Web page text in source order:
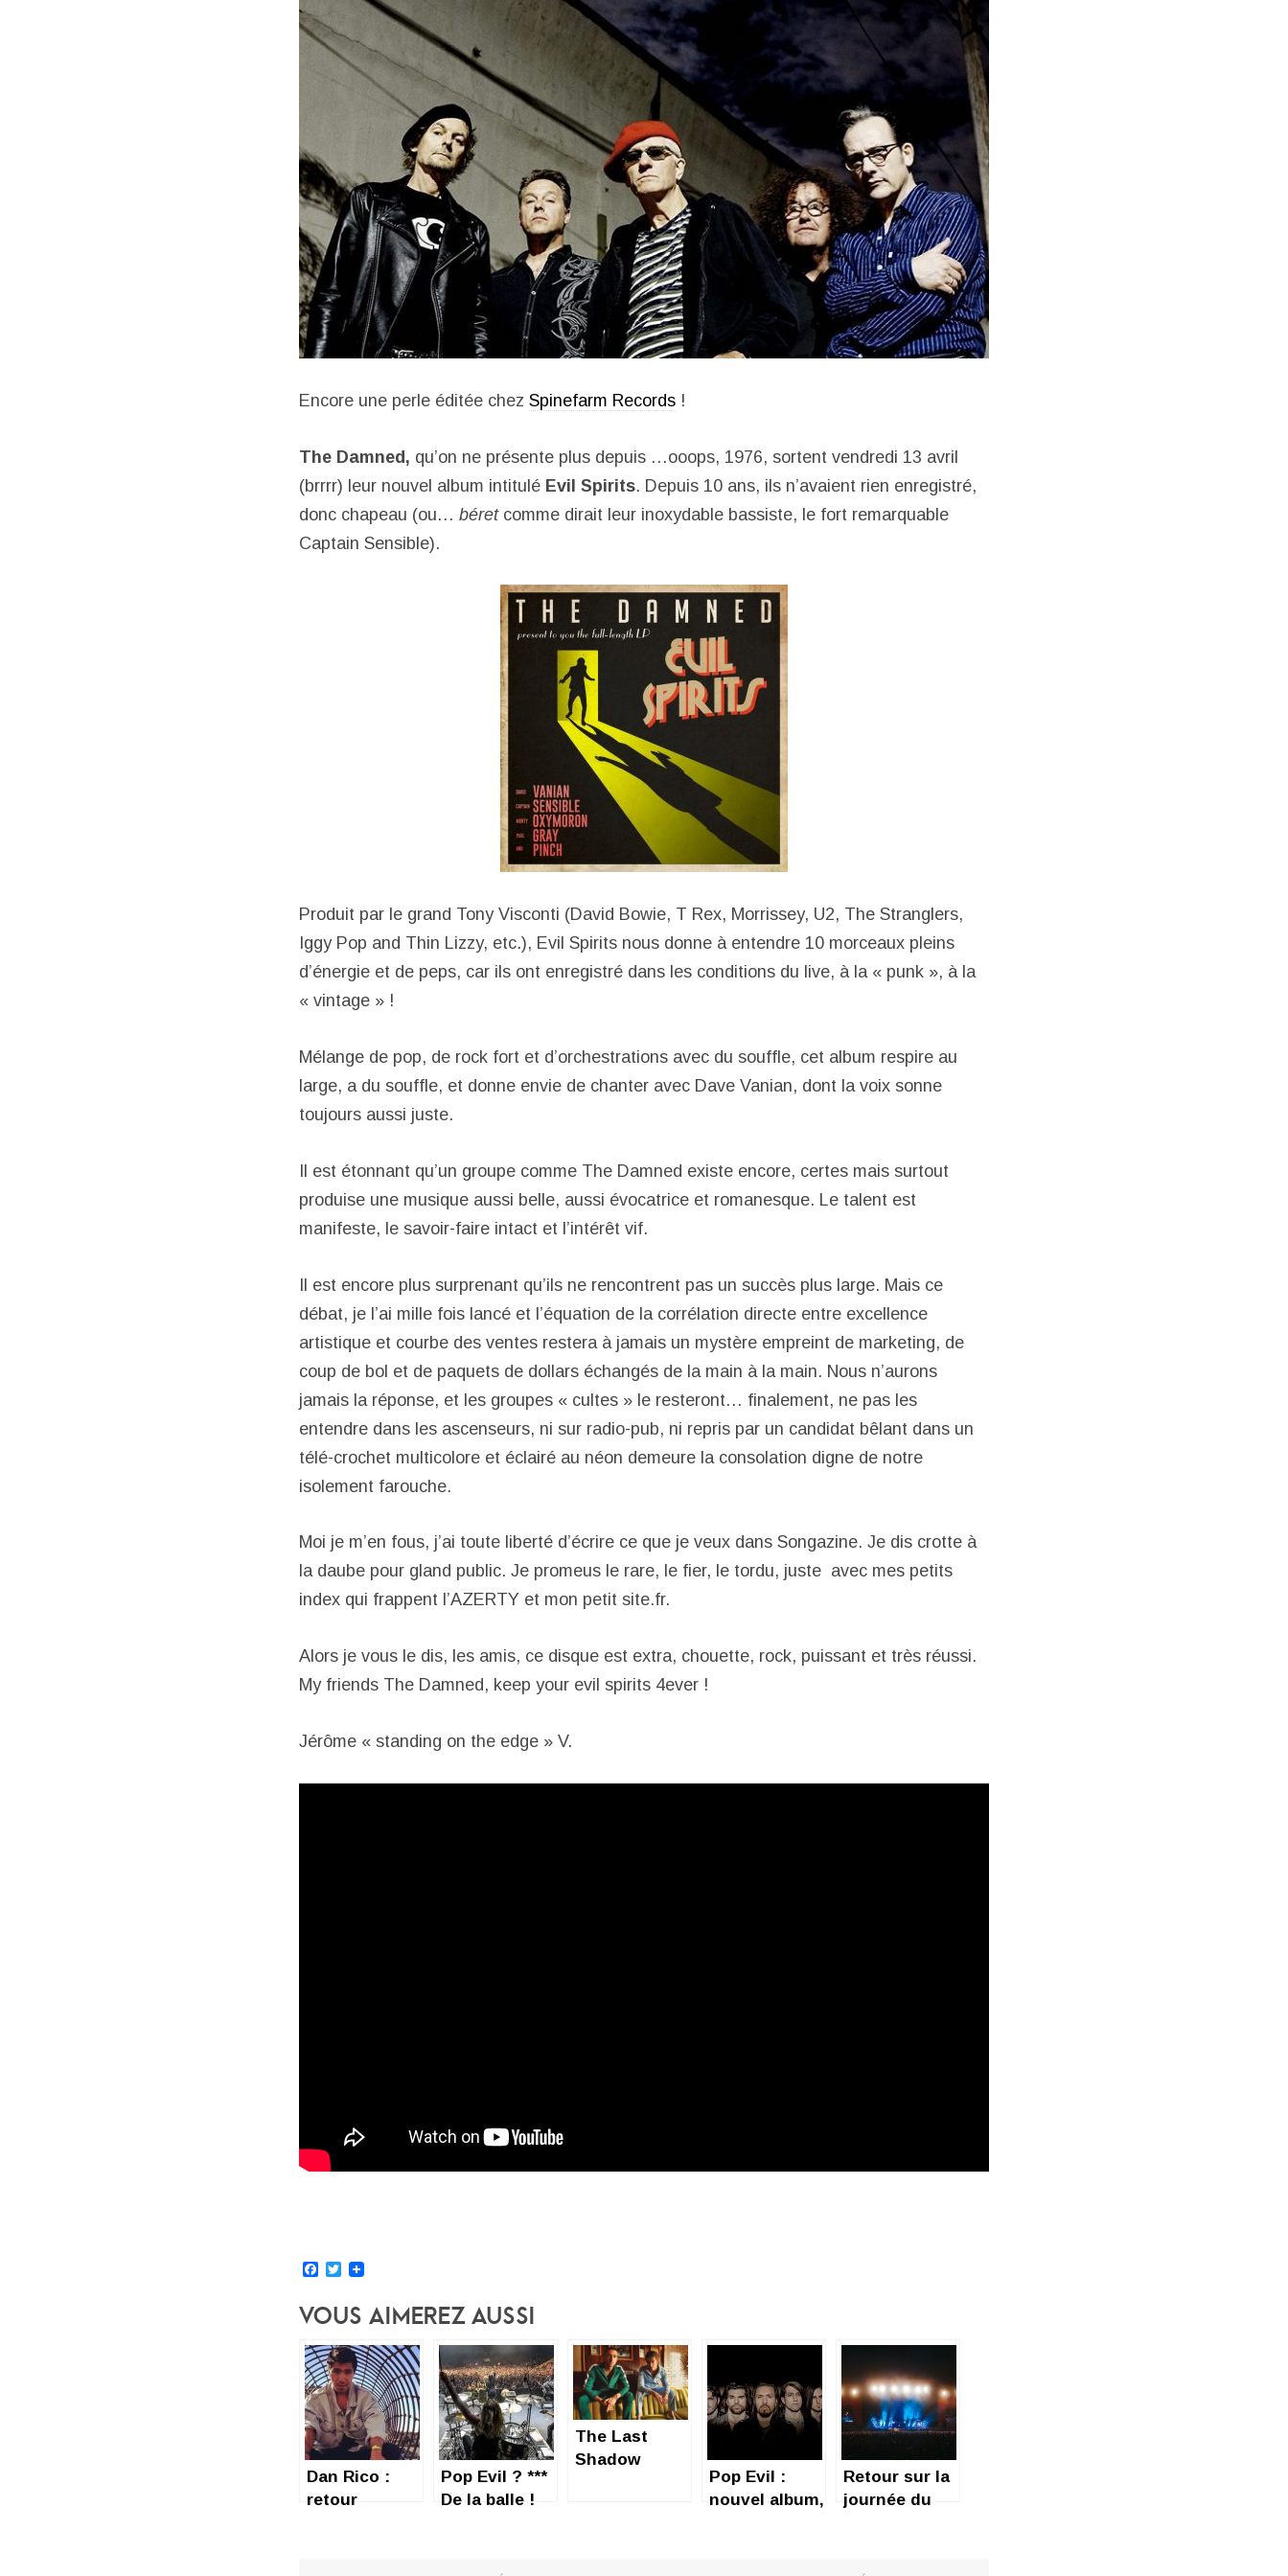
Encore une perle éditée chez Spinefarm Records !
The Damned, qu’on ne présente plus depuis …ooops, 1976, sortent vendredi 13 avril
(brrrr) leur nouvel album intitulé Evil Spirits. Depuis 10 ans, ils n’avaient rien enregistré,
donc chapeau (ou… béretcomme dirait leur inoxydable bassiste, le fort remarquable
Captain Sensible).
Produit par le grand Tony Visconti (David Bowie, T Rex, Morrissey, U2, The Stranglers,
Iggy Pop and Thin Lizzy, etc.), Evil Spirits nous donne à entendre 10 morceaux pleins
d’énergie et de peps, car ils ont enregistré dans les conditions du live, à la « punk », à la
« vintage » !
Mélange de pop, de rock fort et d’orchestrations avec du souffle, cet album respire au
large, a du souffle, et donne envie de chanter avec Dave Vanian, dont la voix sonne
toujours aussi juste.
Il est étonnant qu’un groupe comme The Damned existe encore, certes mais surtout
produise une musique aussi belle, aussi évocatrice et romanesque. Le talent est
manifeste, le savoir-faire intact et l’intérêt vif.
Il est encore plus surprenant qu’ils ne rencontrent pas un succès plus large. Mais ce
débat, je l’ai mille fois lancé et l’équation de la corrélation directe entre excellence
artistique et courbe des ventes restera à jamais un mystère empreint de marketing, de
coup de bol et de paquets de dollars échangés de la main à la main. Nous n’aurons
jamais la réponse, et les groupes « cultes » le resteront… finalement, ne pas les
entendre dans les ascenseurs, ni sur radio-pub, ni repris par un candidat bêlant dans un
télé-crochet multicolore et éclairé au néon demeure la consolation digne de notre
isolement farouche.
Moi je m’en fous, j’ai toute liberté d’écrire ce que je veux dans Songazine. Je dis crotte à
la daube pour gland public. Je promeus le rare, le fier, le tordu, juste avec mes petits
index qui frappent l’AZERTY et mon petit site.fr.
Alors je vous le dis, les amis, ce disque est extra, chouette, rock, puissant et très réussi.
My friends The Damned, keep your evil spirits 4ever !
Jérôme « standing on the edge » V.
Facebook
Twitter
Vous Aimerez Aussi
Dan Rico :
retour
Pop Evil ? ***
De la balle !
The Last
Shadow
Pop Evil :
nouvel album,
Retour sur la
journée du